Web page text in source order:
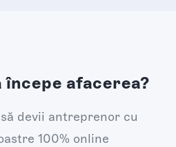
începe afacerea?
devii antreprenor cu
100% online